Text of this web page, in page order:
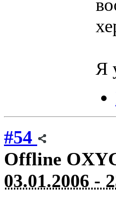
Я
#54
Offline
03.01.2006 -